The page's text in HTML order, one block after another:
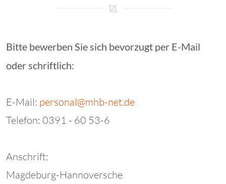
Bitte bewerben Sie sich bevorzugt per E-Mail
oder schriftlich:
E-Mail: personal@mhb-net.de
Telefon: 0391 - 60 53-6
Anschrift:
Magdeburg-Hannoversche